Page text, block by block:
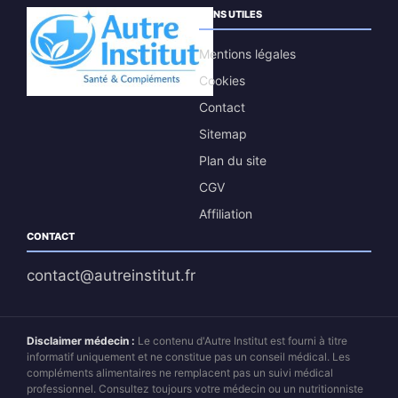
LIENS UTILES
Mentions légales
Cookies
Contact
Sitemap
Plan du site
CGV
Affiliation
CONTACT
contact@autreinstitut.fr
Disclaimer médecin : Le contenu d'Autre Institut est fourni à titre
informatif uniquement et ne constitue pas un conseil médical. Les
compléments alimentaires ne remplacent pas un suivi médical
professionnel. Consultez toujours votre médecin ou un nutritionniste